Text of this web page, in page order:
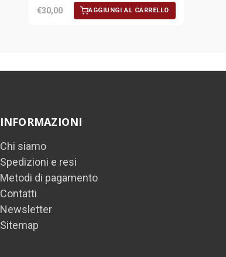
€30,00 AGGIUNGI AL CARRELLO
INFORMAZIONI
Chi siamo
Spedizioni e resi
Metodi di pagamento
Contatti
Newsletter
Sitemap